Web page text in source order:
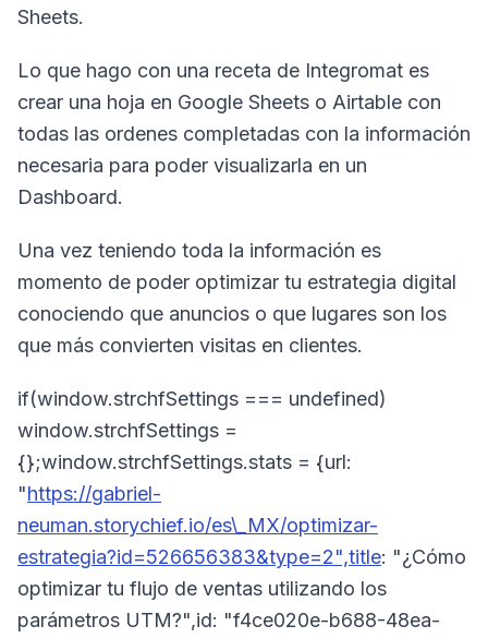
Sheets.
Lo que hago con una receta de Integromat es
crear una hoja en Google Sheets o Airtable con
todas las ordenes completadas con la información
necesaria para poder visualizarla en un
Dashboard.
Una vez teniendo toda la información es
momento de poder optimizar tu estrategia digital
conociendo que anuncios o que lugares son los
que más convierten visitas en clientes.
if(window.strchfSettings === undefined)
window.strchfSettings =
{};window.strchfSettings.stats = {url:
"https://gabriel-
neuman.storychief.io/es\_MX/optimizar-
estrategia?id=526656383&type=2",title: "¿Cómo
optimizar tu flujo de ventas utilizando los
parámetros UTM?",id: "f4ce020e-b688-48ea-